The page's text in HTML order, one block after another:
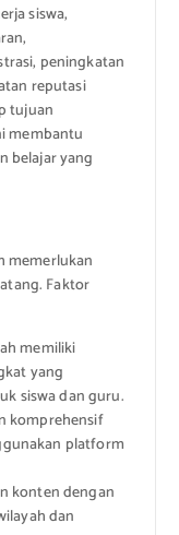
siswa,
peningkatan
reputasi
tujuan
membantu
belajar yang
memerlukan
Faktor
memiliki
yang
siswa dan guru.
komprehensif
platform
konten dengan
dan